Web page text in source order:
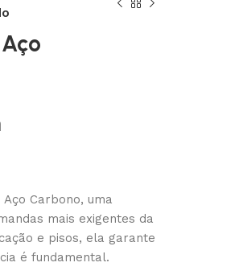
Carbono, uma
mais exigentes da
e pisos, ela garante
é fundamental.